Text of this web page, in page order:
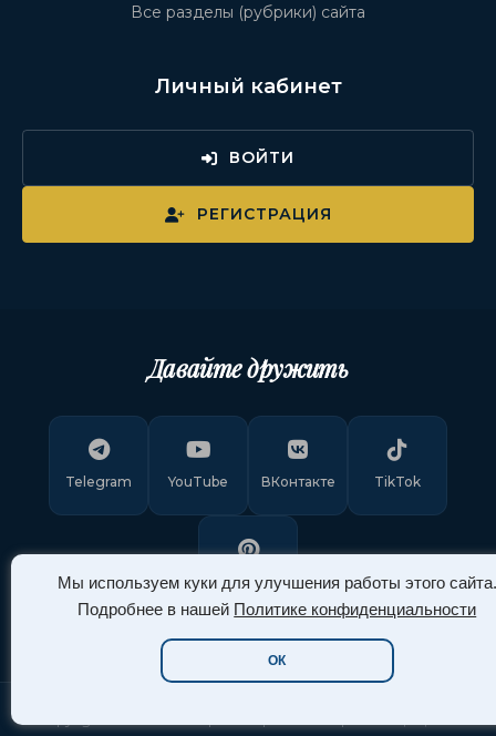
Мы используем куки для улучшения работы этого сайта.
Подробнее в нашей Политике конфиденциальности
ОК
Все разделы (рубрики) сайта
Личный кабинет
ВОЙТИ
РЕГИСТРАЦИЯ
Давайте дружить
Telegram YouTube ВКонтакте TikTok
Pinterest